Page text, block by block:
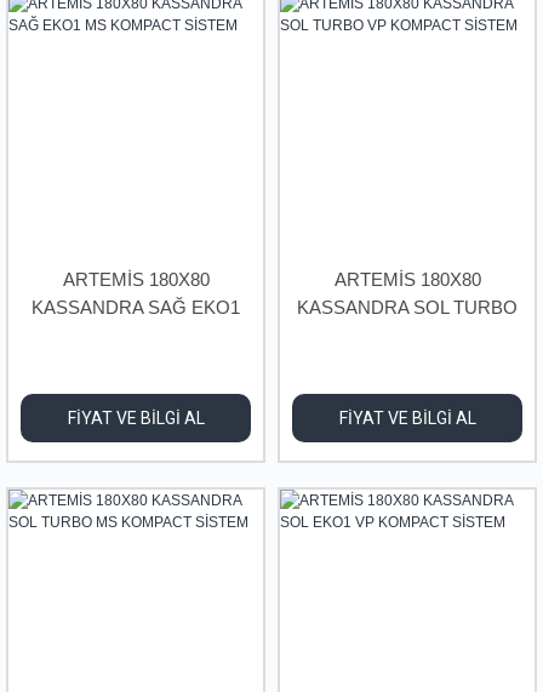
ARTEMİS 180X80
KASSANDRA SAĞ EKO1
FİYAT VE BİLGİ AL
ARTEMİS 180X80
KASSANDRA SOL TURBO
FİYAT VE BİLGİ AL